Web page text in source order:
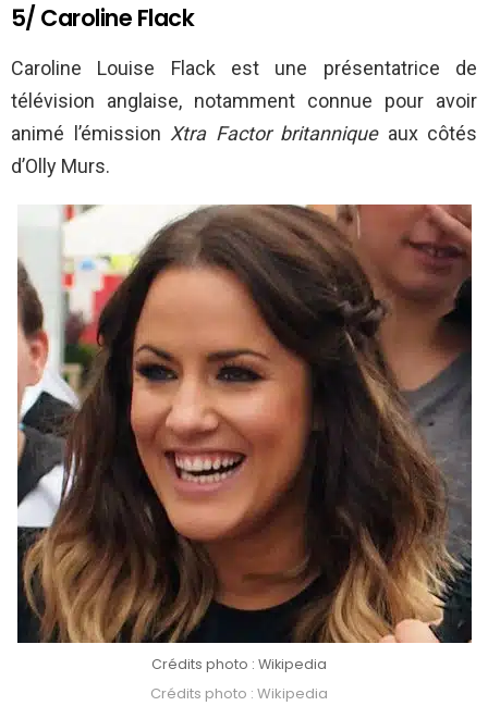
5/ Caroline Flack
Caroline Louise Flack est une présentatrice de
télévision anglaise, notamment connue pour avoir
animé l’émission Xtra Factor britannique aux côtés
d’Olly Murs.
Crédits photo : Wikipedia
Crédits photo : Wikipedia